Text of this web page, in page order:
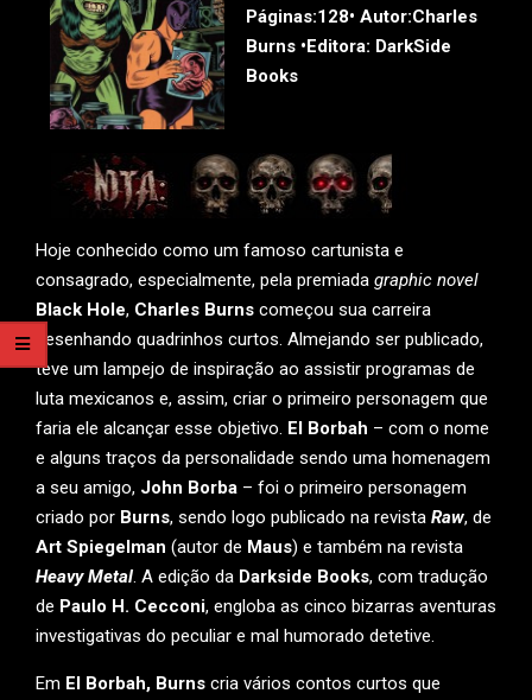
Páginas:128• Autor:Charles
Burns • Editora: DarkSide
Books
Hoje conhecido como um famoso cartunista e
consagrado, especialmente, pela premiada graphic novel
Black Hole, Charles Burns começou sua carreira
desenhando quadrinhos curtos. Almejando ser publicado,
teve um lampejo de inspiração ao assistir programas de
luta mexicanos e, assim, criar o primeiro personagem que
faria ele alcançar esse objetivo. El Borbah – com o nome
e alguns traços da personalidade sendo uma homenagem
a seu amigo, John Borba – foi o primeiro personagem
criado por Burns, sendo logo publicado na revista Raw, de
Art Spiegelman (autor de Maus) e também na revista
Heavy Metal. A edição da Darkside Books, com tradução
de Paulo H. Cecconi, engloba as cinco bizarras aventuras
investigativas do peculiar e mal humorado detetive.
Em El Borbah, Burns cria vários contos curtos que